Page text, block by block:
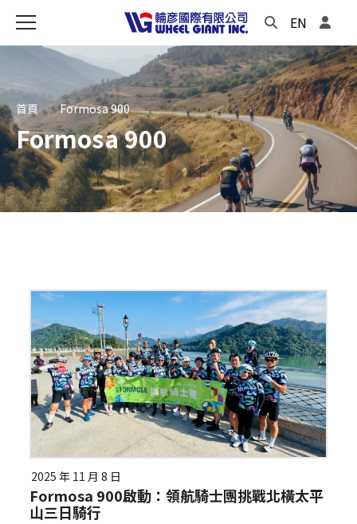
EN
首頁 Formosa 900
Formosa 900
2025 年 11 月 8 日
Formosa 900啟動：領航騎士團挑戰北橫太平
山三日騎行